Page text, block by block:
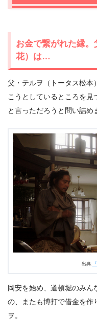
お金で繋がれた縁
花）は…
父・テルヲ（トータス松本
こうとしているところを
と言っただろうと問い詰め
出典:
岡安を始め、道頓堀のみ
の、またも博打で借金を作
ヲ。